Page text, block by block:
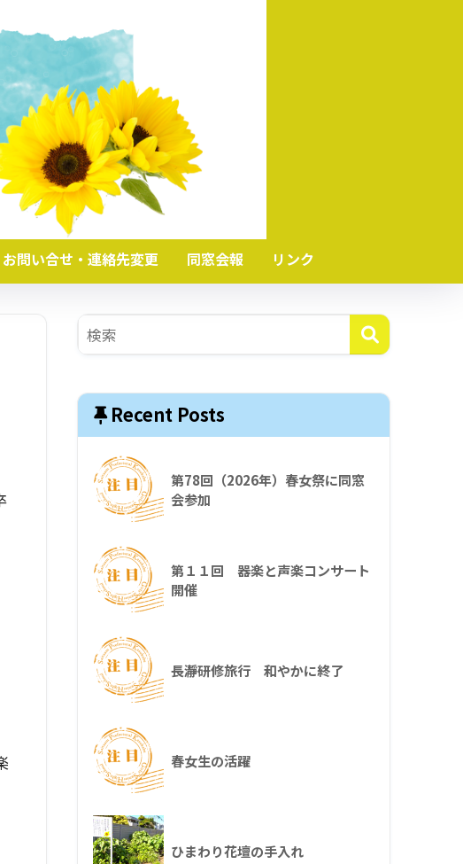
お問い合せ・連絡先変更 同窓会報 リンク
Recent Posts
第78回（2026年）春女祭に同窓
会参加
第１１回 器楽と声楽コンサート
開催
長瀞研修旅行 和やかに終了
春女生の活躍
ひまわり花壇の手入れ